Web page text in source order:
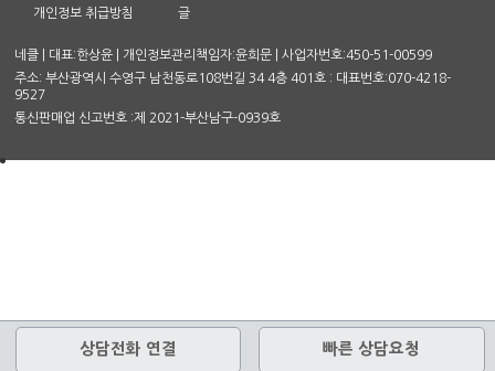
개인정보 취급방침 글
네클 | 대표:한상윤 | 개인정보관리책임자:윤희문 | 사업자번호:450-51-00599
주소: 부산광역시 수영구 남천동로108번길 34 4층 401호 : 대표번호:070-4218-
9527
통신판매업 신고번호 :제 2021-부산남구-0939호
상담전화 연결 빠른 상담요청